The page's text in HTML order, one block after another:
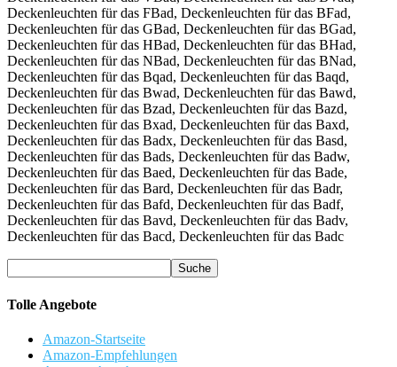
Tolle Angebote
Amazon-Startseite
Amazon-Empfehlungen